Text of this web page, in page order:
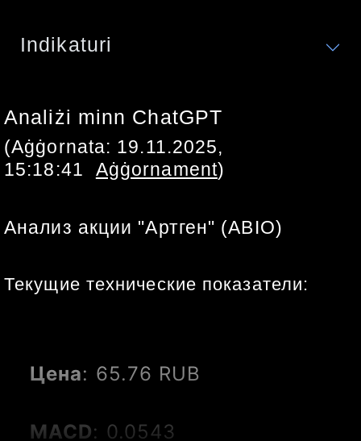
Indikaturi
Analiżi minn ChatGPT
(Aġġornata: 19.11.2025,
15:18:41
Aġġornament)
Анализ акции "Артген" (ABIO)
Текущие технические показатели:
Цена: 65.76 RUB
MACD: 0.0543